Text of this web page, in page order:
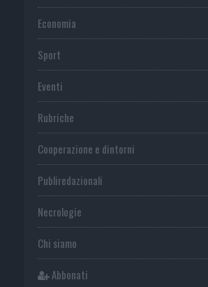
Economia
Sport
Eventi
Rubriche
Cooperazione e dintorni
Publiredazionali
Necrologie
Chi siamo
Abbonati